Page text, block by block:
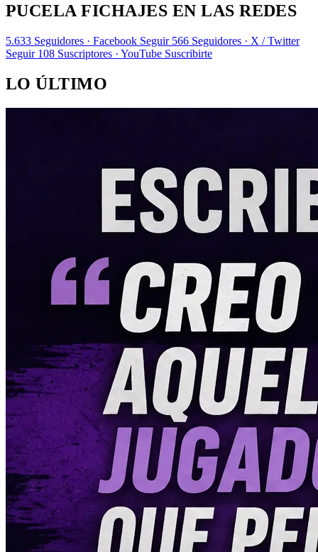
PUCELA FICHAJES EN LAS REDES
5.633 Seguidores · Facebook Seguir 566 Seguidores · X / Twitter
Seguir 108 Suscriptores · YouTube Suscribirte
LO ÚLTIMO